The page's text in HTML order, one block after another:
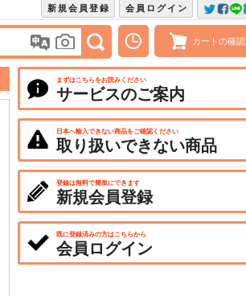
会員ログイン
新規会員登録
カートの確認
まずはこちらをお読みください
サービスのご案内
日本へ輸入できない商品をご確認ください
取り扱いできない商品
登録は無料で簡単にできます
新規会員登録
既に登録済みの方はこちらから
会員ログイン